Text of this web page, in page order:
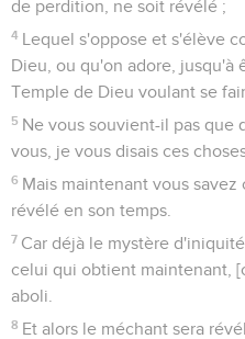
de perdition, ne soit révélé ;
4 Lequel s'oppose et s'élève
Dieu, ou qu'on adore, jusqu'à
Temple de Dieu voulant se
5 Ne vous souvient-il pas que
vous, je vous disais ces
6 Mais maintenant vous
révélé en son temps.
7 Car déjà le mystère
celui qui obtient maintenant,
aboli.
8 Et alors le méchant sera